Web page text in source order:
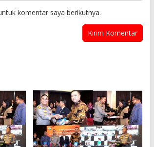
komentar saya berikutnya.